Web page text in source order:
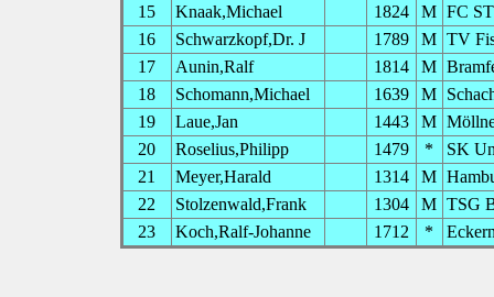
15
Knaak,Michael 1824 M FC
16
Schwarzkopf,Dr. J 1789 M TV
17
Aunin,Ralf 1814 M
18
Schomann,Michael 1639 M
19
Laue,Jan 1443 M
20
Roselius,Philipp 1479 *
SK
21
Meyer,Harald 1314 M
22
Stolzenwald,Frank 1304 M TSG
23
Koch,Ralf-Johanne 1712 *